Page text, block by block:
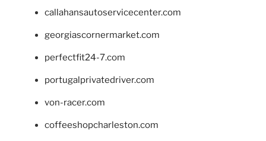
callahansautoservicecenter.com
georgiascornermarket.com
perfectfit24-7.com
portugalprivatedriver.com
von-racer.com
coffeeshopcharleston.com